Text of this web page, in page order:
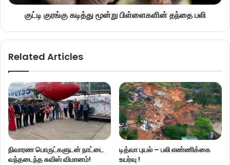
குட்டி குரங்கு கடித்து மூன்று பிள்ளைகளின் தந்தை பலி
Related Articles
நிவாரண பொருட்களுடன் நாட்டை
வந்தடைந்த சுவிஸ் விமானம்!
டித்வா புயல் – பலி எண்ணிக்கை
உயர்வு !